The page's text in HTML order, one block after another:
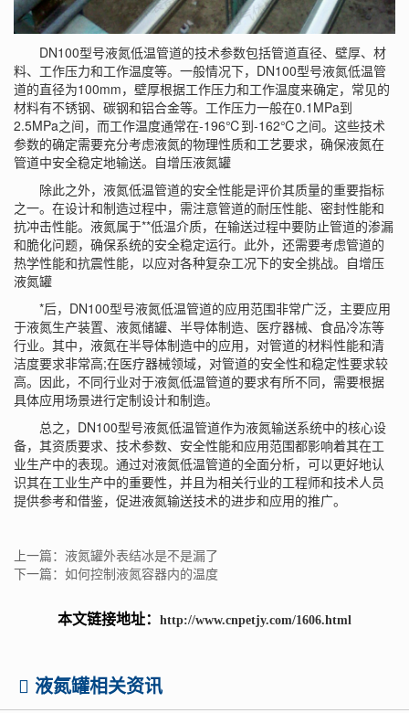
DN100型号液氮低温管道的技术参数包括管道直径、壁厚、材
料、工作压力和工作温度等。一般情况下，DN100型号液氮低温管
道的直径为100mm，壁厚根据工作压力和工作温度来确定，常见的
材料有不锈钢、碳钢和铝合金等。工作压力一般在0.1MPa到
2.5MPa之间，而工作温度通常在-196℃到-162℃之间。这些技术
参数的确定需要充分考虑液氮的物理性质和工艺要求，确保液氮在
管道中安全稳定地输送。 自增压液氮罐
除此之外，液氮低温管道的安全性能是评价其质量的重要指标
之一。在设计和制造过程中，需注意管道的耐压性能、密封性能和
抗冲击性能。液氮属于**低温介质，在输送过程中要防止管道的渗漏
和脆化问题，确保系统的安全稳定运行。此外，还需要考虑管道的
热学性能和抗震性能，以应对各种复杂工况下的安全挑战。 自增压
液氮罐
*后，DN100型号液氮低温管道的应用范围非常广泛，主要应用
于液氮生产装置、液氮储罐、半导体制造、医疗器械、食品冷冻等
行业。其中，液氮在半导体制造中的应用，对管道的材料性能和清
洁度要求非常高;在医疗器械领域，对管道的安全性和稳定性要求较
高。因此，不同行业对于液氮低温管道的要求有所不同，需要根据
具体应用场景进行定制设计和制造。
总之，DN100型号液氮低温管道作为液氮输送系统中的核心设
备，其资质要求、技术参数、安全性能和应用范围都影响着其在工
业生产中的表现。通过对液氮低温管道的全面分析，可以更好地认
识其在工业生产中的重要性，并且为相关行业的工程师和技术人员
提供参考和借鉴，促进液氮输送技术的进步和应用的推广。
上一篇：液氮罐外表结冰是不是漏了
下一篇：如何控制液氮容器内的温度
本文链接地址： http://www.cnpetjy.com/1606.html
液氮罐相关资讯